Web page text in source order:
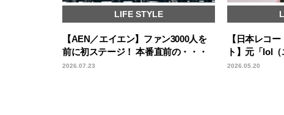
LIFE STYLE
【AEN／エイエン】ファン3000人を
前に初ステージ！ 本番直前の・・・
2026.07.23
【日本レコ
ト】元「lol
2026.05.20